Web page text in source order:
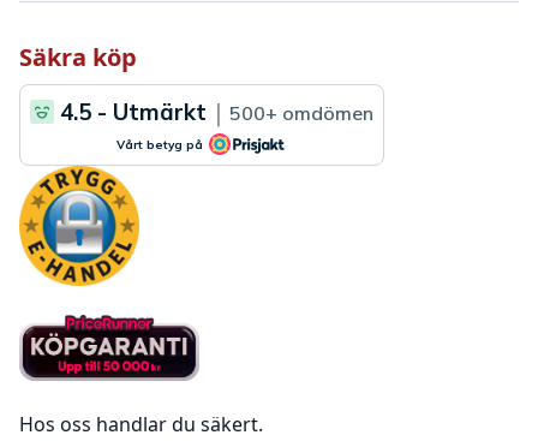
Säkra köp
Hos oss handlar du säkert.